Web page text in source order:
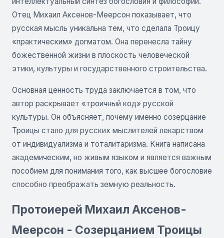
Отец Михаил Аксенов-Меерсон показывает, что
русская мысль уникальна тем, что сделала Троицу
«практическим» догматом. Она перенесла тайну
божественной жизни в плоскость человеческой
этики, культуры и государственного строительства.
Основная ценность труда заключается в том, что
автор раскрывает «троичный код» русской
культуры. Он объясняет, почему именно созерцание
Троицы стало для русских мыслителей лекарством
от индивидуализма и тоталитаризма. Книга написана
академическим, но живым языком и является важным
пособием для понимания того, как высшее богословие
способно преображать земную реальность.
Протоиерей Михаил Аксенов-
Меерсон - Созерцанием Троицы